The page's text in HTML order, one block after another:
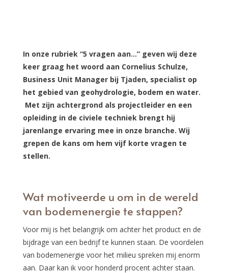
In onze rubriek “5 vragen aan…” geven wij deze
keer graag het woord aan Cornelius Schulze,
Business Unit Manager bij Tjaden, specialist op
het gebied van geohydrologie, bodem en water.
Met zijn achtergrond als projectleider en een
opleiding in de civiele techniek brengt hij
jarenlange ervaring mee in onze branche. Wij
grepen de kans om hem vijf korte vragen te
stellen.
Wat motiveerde u om in de wereld
van bodemenergie te stappen?
Voor mij is het belangrijk om achter het product en de
bijdrage van een bedrijf te kunnen staan. De voordelen
van bodemenergie voor het milieu spreken mij enorm
aan. Daar kan ik voor honderd procent achter staan.